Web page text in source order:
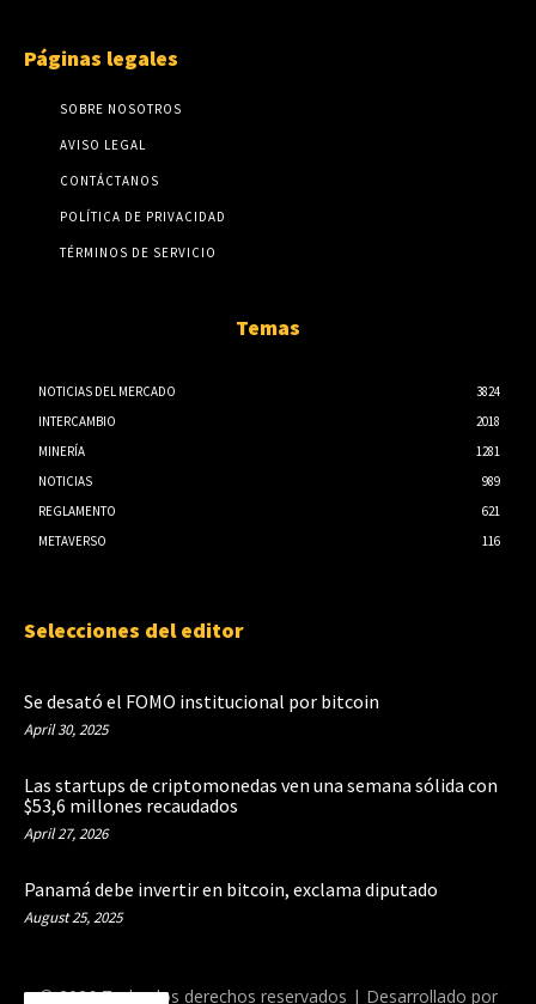
Páginas legales
SOBRE NOSOTROS
AVISO LEGAL
CONTÁCTANOS
POLÍTICA DE PRIVACIDAD
TÉRMINOS DE SERVICIO
Temas
NOTICIAS DEL MERCADO
3824
INTERCAMBIO
2018
MINERÍA
1281
NOTICIAS
989
REGLAMENTO
621
METAVERSO
116
Selecciones del editor
Se desató el FOMO institucional por bitcoin
April 30, 2025
Las startups de criptomonedas ven una semana sólida con
$53,6 millones recaudados
April 27, 2026
Panamá debe invertir en bitcoin, exclama diputado
August 25, 2025
© 2026 Todos los derechos reservados | Desarrollado por